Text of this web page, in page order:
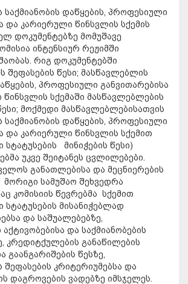
დაწყების, პროფესიული
და კარიერული წინსვლის სქემის
დოკუმენტებზე მომუშავე
ინტენსიურ რეჟიმში
რიგ დოკუმენტებში
შეფასების წესი; მასწავლებლის
პროფესიული განვითარებისა
სქემაში მასწავლებლების
მოქმედი მასწავლებლებისათვის
დაწყების, პროფესიული
და კარიერული წინსვლის სქემით
მინიჭების წესი)
უკვე შეიტანეს ცვლილებები.
განათლებისა და მეცნიერების
მორიგი სამუშაო შეხვედრა
კომისიის წევრებმა სქემით
მისანიჭებლად
და საშუალებებზე,
და საქმიანობების
კრედიტქულების განაწილების
გაანგარიშების წესზე,
კრიტერიუმებსა და
დაგროვების ვადებზე იმსჯელეს.